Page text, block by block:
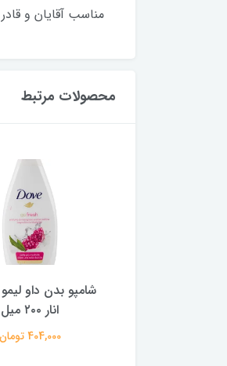
مناسب آقایان و
محصولات مرتبط
شامپو بدن ‌داو
اسطوخودوس و
رزماری ۲۰۰ میل